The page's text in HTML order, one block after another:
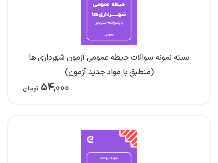
بسته نمونه سوالات حیطه عمومی آزمون شهرداری ها
(منطبق با مواد جدید آزمون)
۵۴,۰۰۰ تومان